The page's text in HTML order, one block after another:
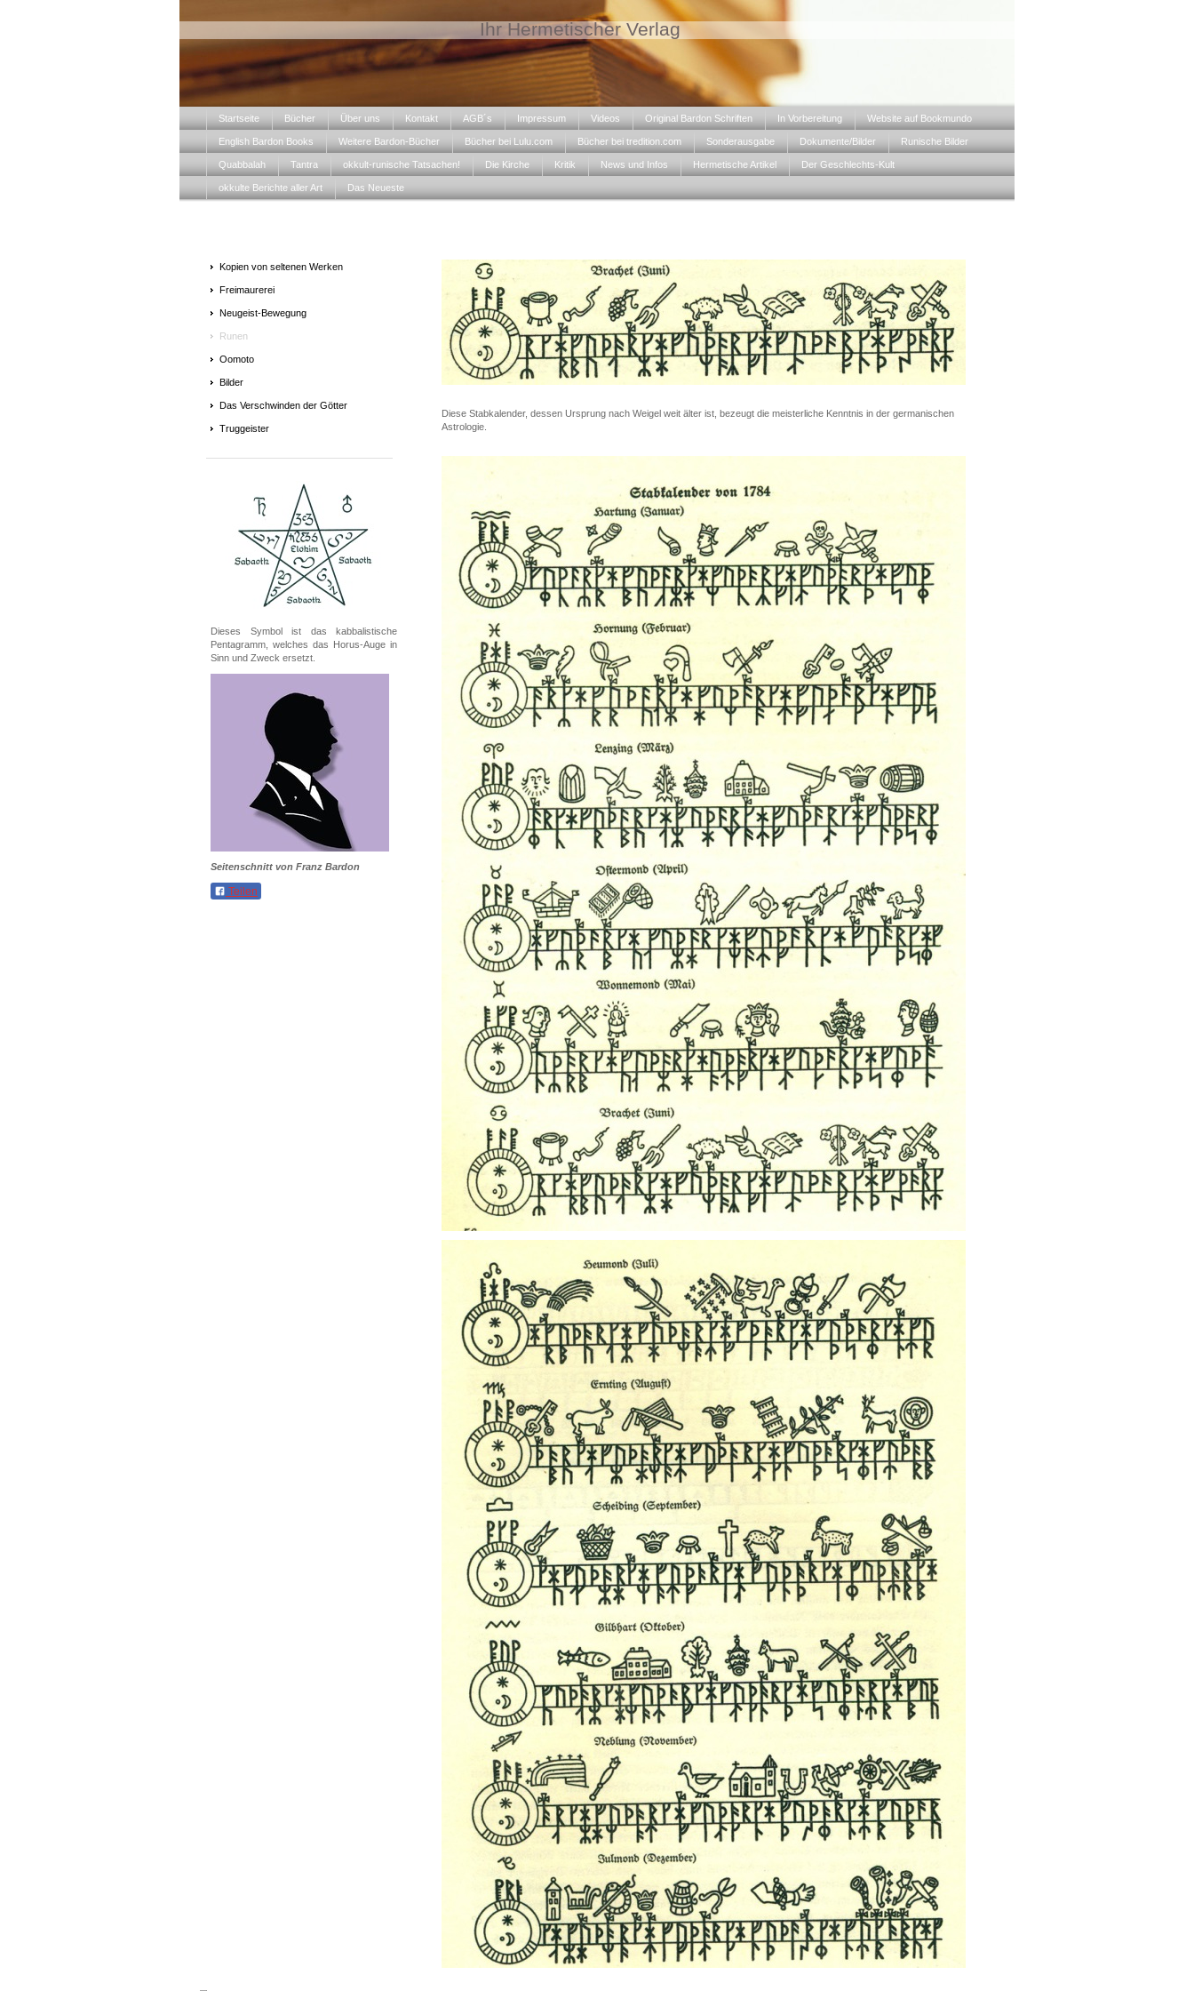
Ihr Hermetischer Verlag
Startseite Bücher Über uns Kontakt AGB´s Impressum Videos Original Bardon Schriften In Vorbereitung Website auf Bookmundo
English Bardon Books Weitere Bardon-Bücher Bücher bei Lulu.com Bücher bei tredition.com Sonderausgabe Dokumente/Bilder Runische Bilder
Quabbalah Tantra okkult-runische Tatsachen! Die Kirche Kritik News und Infos Hermetische Artikel Der Geschlechts-Kult
okkulte Berichte aller Art Das Neueste
Kopien von seltenen Werken
Freimaurerei
Neugeist-Bewegung
Runen
Oomoto
Bilder
Das Verschwinden der Götter
Truggeister
Dieses Symbol ist das kabbalistische
Pentagramm, welches das Horus-Auge in
Sinn und Zweck ersetzt.
Seitenschnitt von Franz Bardon
Teilen
Diese Stabkalender, dessen Ursprung nach Weigel weit älter ist, bezeugt die meisterliche Kenntnis in der germanischen
Astrologie.